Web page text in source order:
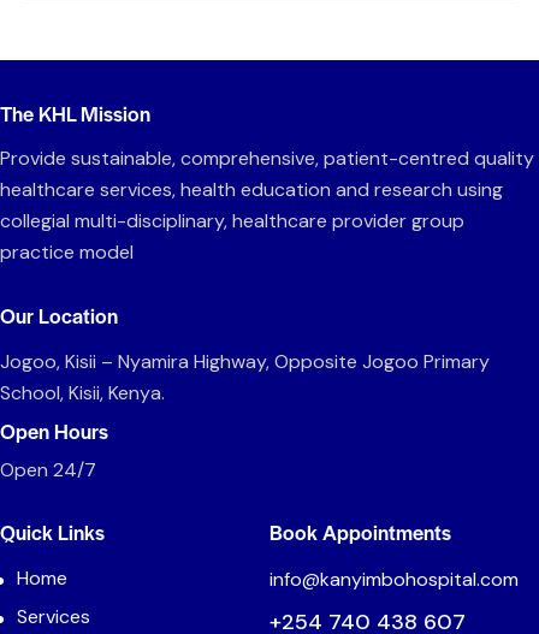
The KHL Mission
Provide sustainable, comprehensive, patient-centred quality
healthcare services, health education and research using
collegial multi-disciplinary, healthcare provider group
practice model
Our Location
Jogoo, Kisii – Nyamira Highway, Opposite Jogoo Primary
School, Kisii, Kenya.
Open Hours
Open 24/7
Quick Links
Home
Services
Book Appointments
info@kanyimbohospital.com
+254 740 438 607